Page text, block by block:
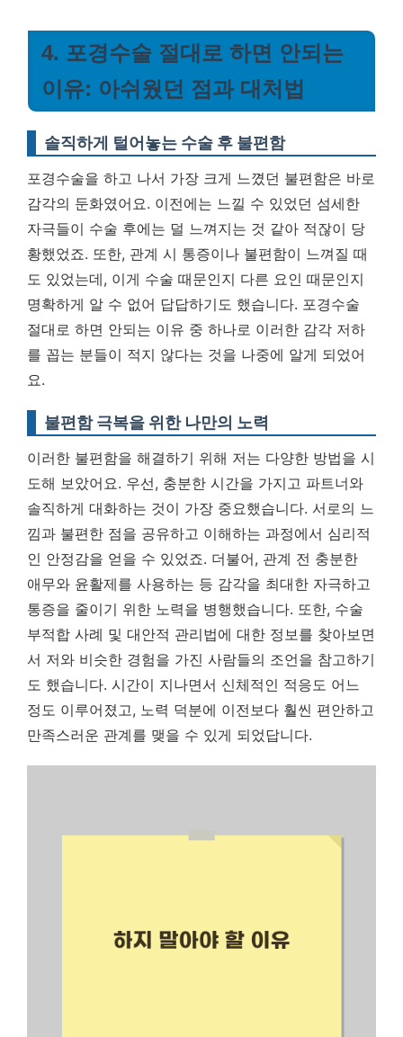
4. 포경수술 절대로 하면 안되는
이유: 아쉬웠던 점과 대처법
솔직하게 털어놓는 수술 후 불편함
포경수술을 하고 나서 가장 크게 느꼈던 불편함은 바로
감각의 둔화였어요. 이전에는 느낄 수 있었던 섬세한
자극들이 수술 후에는 덜 느껴지는 것 같아 적잖이 당
황했었죠. 또한, 관계 시 통증이나 불편함이 느껴질 때
도 있었는데, 이게 수술 때문인지 다른 요인 때문인지
명확하게 알 수 없어 답답하기도 했습니다. 포경수술
절대로 하면 안되는 이유 중 하나로 이러한 감각 저하
를 꼽는 분들이 적지 않다는 것을 나중에 알게 되었어
요.
불편함 극복을 위한 나만의 노력
이러한 불편함을 해결하기 위해 저는 다양한 방법을 시
도해 보았어요. 우선, 충분한 시간을 가지고 파트너와
솔직하게 대화하는 것이 가장 중요했습니다. 서로의 느
낌과 불편한 점을 공유하고 이해하는 과정에서 심리적
인 안정감을 얻을 수 있었죠. 더불어, 관계 전 충분한
애무와 윤활제를 사용하는 등 감각을 최대한 자극하고
통증을 줄이기 위한 노력을 병행했습니다. 또한, 수술
부적합 사례 및 대안적 관리법에 대한 정보를 찾아보면
서 저와 비슷한 경험을 가진 사람들의 조언을 참고하기
도 했습니다. 시간이 지나면서 신체적인 적응도 어느
정도 이루어졌고, 노력 덕분에 이전보다 훨씬 편안하고
만족스러운 관계를 맺을 수 있게 되었답니다.